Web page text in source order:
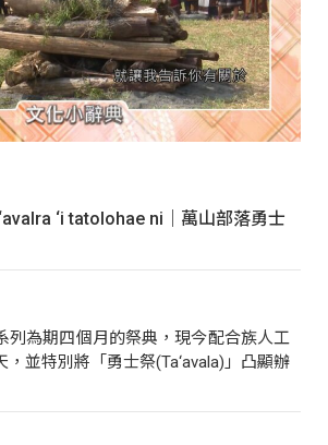
‘i tatolohae ni｜萬山部落勇士
列為期四個月的祭典，現今配合族人工
，並特別將「勇士祭(Ta‘avala)」凸顯辦